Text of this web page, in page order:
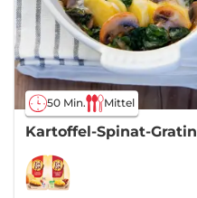
50 Min. Mittel
Kartoffel-Spinat-Gratin